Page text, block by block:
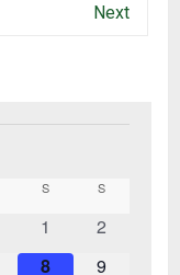
Next